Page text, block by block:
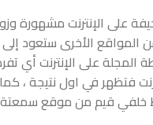
على الإنترنت مشهورة
المواقع الأخرى ستعود
المجلة على الإنترنت أي
فتظهر في اول نتيجة ،
خلفي قيم من موقع